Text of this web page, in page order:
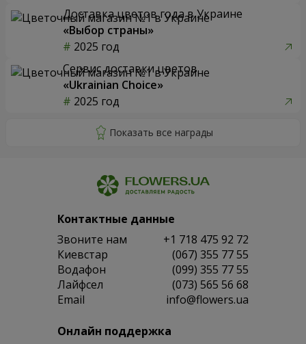
Доставка цветов года в Украине
«Выбор страны»
2025 год
Сервис доставки цветов
«Ukrainian Choice»
2025 год
Контактные данные
Звоните нам
+1 718 475 92 72
Киевстар
(067) 355 77 55
Водафон
(099) 355 77 55
Лайфсел
(073) 565 56 68
Email
info@flowers.ua
Онлайн поддержка